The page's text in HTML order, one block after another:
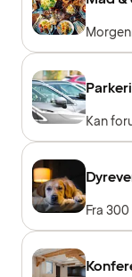
Kan
Fra